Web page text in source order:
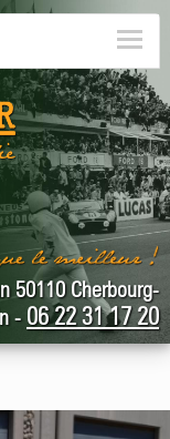
50110 Cherbourg-
- 06 22 31 17 20